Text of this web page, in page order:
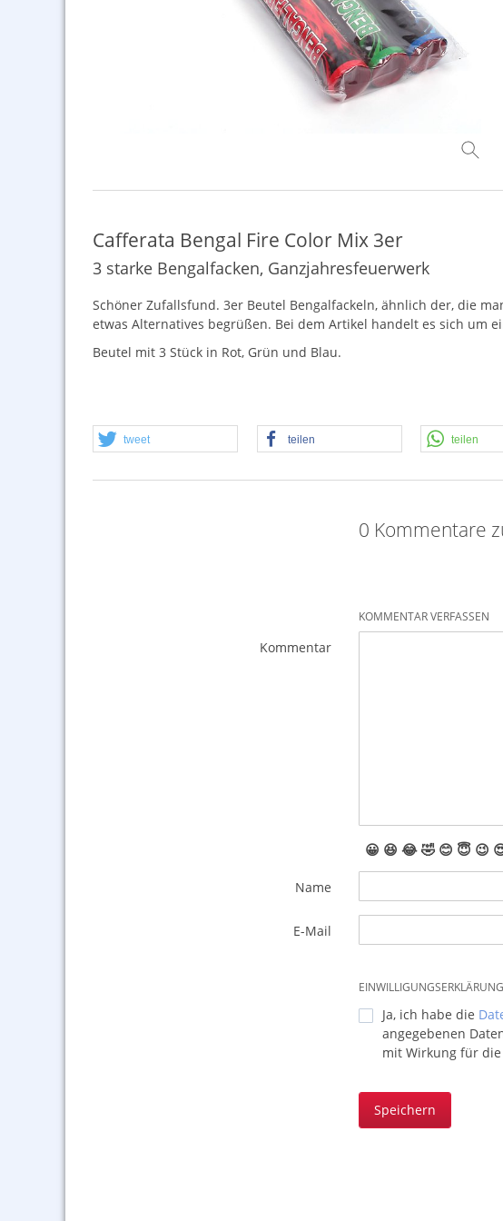
Cafferata Bengal Fire Color Mix 3er
3 starke Bengalfacken, Ganzjahresfeuerwerk
Schöner Zufallsfund. 3er Beutel Bengalfackeln, ähnlich der, die
etwas Alternatives begrüßen. Bei dem Artikel handelt es sich um
Beutel mit 3 Stück in Rot, Grün und Blau.
tweet teilen teilen
0 Kommentare
KOMMENTAR VERFASSEN
Kommentar
😀 😆 😂🤣 😊 😇 😉
Name
E-Mail
Ja, ich habe die
angegebenen
mit Wirkung für
Speichern